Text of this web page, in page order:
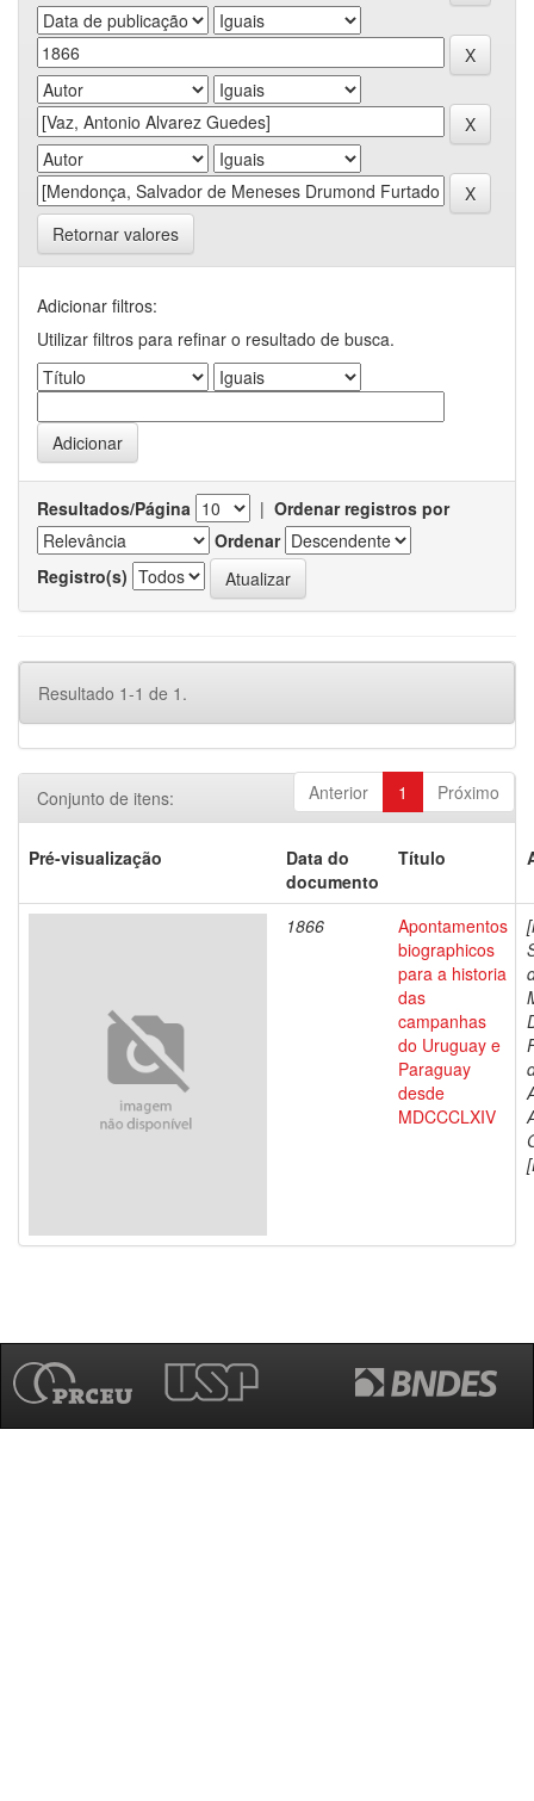
Retornar valores
Adicionar filtros:
Utilizar filtros para refinar o resultado de busca.
Resultados/Página | Ordenar registros por
Ordenar
Registro(s)
Resultado 1-1 de 1.
Anterior 1 Próximo
Conjunto de itens:
Pré-visualização
Data do
documento
Título
1866
Apontamentos
biographicos
para a historia
das
campanhas
do Uruguay e
Paraguay
desde
MDCCCLXIV